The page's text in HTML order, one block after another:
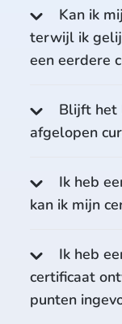
Kan ik
terwijl ik
een eerdere
Blijft het
afgelopen
Ik heb
kan ik mijn
Ik heb
certificaat
punten